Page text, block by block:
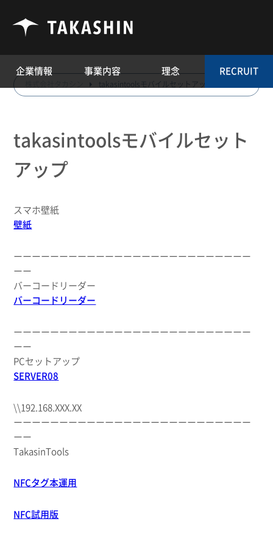
takasintoolsモバイルセットアップ
takasintoolsモバイルセット
アップ
スマホ壁紙
壁紙
ーーーーーーーーーーーーーーーーーーーーーーーーーー
ーー
バーコードリーダー
バーコードリーダー
ーーーーーーーーーーーーーーーーーーーーーーーーーー
ーー
PCセットアップ
SERVER08
\\192.168.XXX.XX
ーーーーーーーーーーーーーーーーーーーーーーーーーー
ーー
TakasinTools
NFCタグ本運用
NFC試用版
企業情報 事業内容 理念 RECRUIT